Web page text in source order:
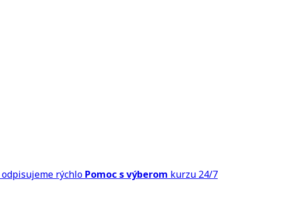
odpisujeme rýchlo Pomoc s výberom kurzu 24/7